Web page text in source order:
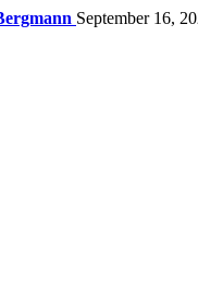
September 16,